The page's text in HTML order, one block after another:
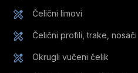
Čelični limovi
Čelični profili, trake, nosači
Okrugli vučeni čelik